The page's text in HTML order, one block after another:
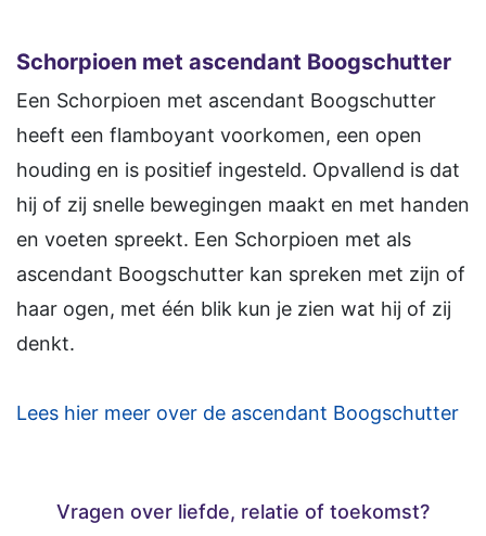
Schorpioen met ascendant Boogschutter
Een Schorpioen met ascendant Boogschutter
heeft een flamboyant voorkomen, een open
houding en is positief ingesteld. Opvallend is dat
hij of zij snelle bewegingen maakt en met handen
en voeten spreekt. Een Schorpioen met als
ascendant Boogschutter kan spreken met zijn of
haar ogen, met één blik kun je zien wat hij of zij
denkt.
Lees hier meer over de ascendant Boogschutter
Vragen over liefde, relatie of toekomst?